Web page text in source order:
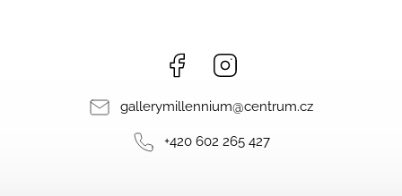
Facebook
gallerymillennium@centrum.cz
+420 602 265 427